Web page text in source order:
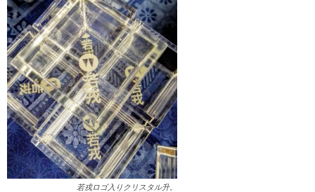
若戎ロゴ入りクリスタル升。